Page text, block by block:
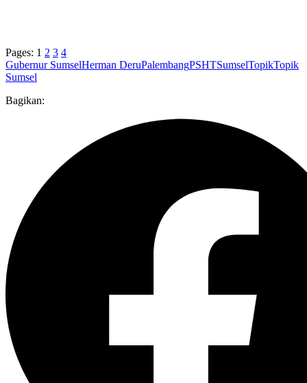
Pages: 1 2 3 4
Gubernur SumselHerman DeruPalembangPSHTSumselTopikTopik
Sumsel
Bagikan: